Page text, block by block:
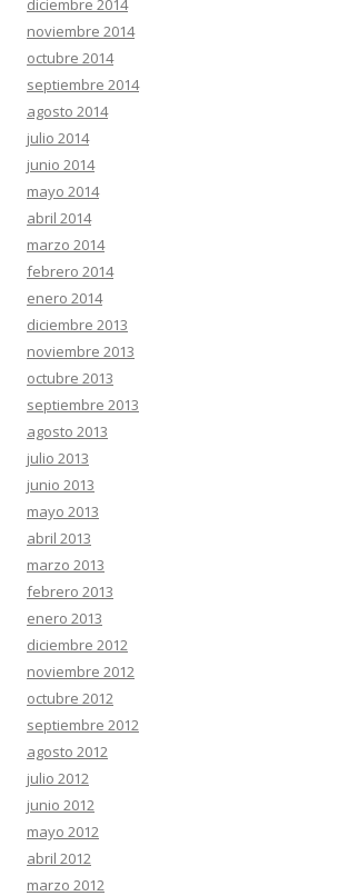
diciembre 2014
noviembre 2014
octubre 2014
septiembre 2014
agosto 2014
julio 2014
junio 2014
mayo 2014
abril 2014
marzo 2014
febrero 2014
enero 2014
diciembre 2013
noviembre 2013
octubre 2013
septiembre 2013
agosto 2013
julio 2013
junio 2013
mayo 2013
abril 2013
marzo 2013
febrero 2013
enero 2013
diciembre 2012
noviembre 2012
octubre 2012
septiembre 2012
agosto 2012
julio 2012
junio 2012
mayo 2012
abril 2012
marzo 2012